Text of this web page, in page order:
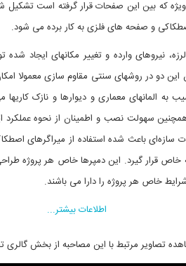
که بین این صفحات قرار گرفته است تشکیل
و صفحه های فلزی به کار برده می شود.
نیروهای وارده و تغییر مکانهای ایجاد
دو در روشهای سنتی مقاوم سازی
معماری و دیوارها و نازک کاریها
سهولت نصب و اطمینان از نحوه عملکرد
خاص قرار گیرد. این دمپرها خاص هر پروژه
خاص هر پروژه را دارا می باشند.
اطلاعات بیشتر...
تصاویر مرتبط با این مصاحبه از بخش گالری